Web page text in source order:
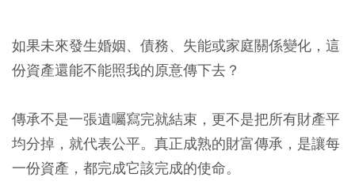
如果未來發生婚姻、債務、失能或家庭關係變化，這
份資產還能不能照我的原意傳下去？
傳承不是一張遺囑寫完就結束，更不是把所有財產平
均分掉，就代表公平。真正成熟的財富傳承，是讓每
一份資產，都完成它該完成的使命。